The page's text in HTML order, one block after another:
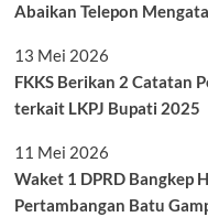
Abaikan Telepon
13 Mei 2026
FKKS Berikan 2 Catatan
terkait LKPJ Bupati 2025
11 Mei 2026
Waket 1 DPRD Bangkep
Pertambangan Batu